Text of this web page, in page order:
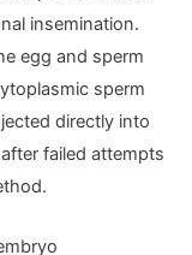
insemination.
egg and sperm
sperm
directly into
failed attempts